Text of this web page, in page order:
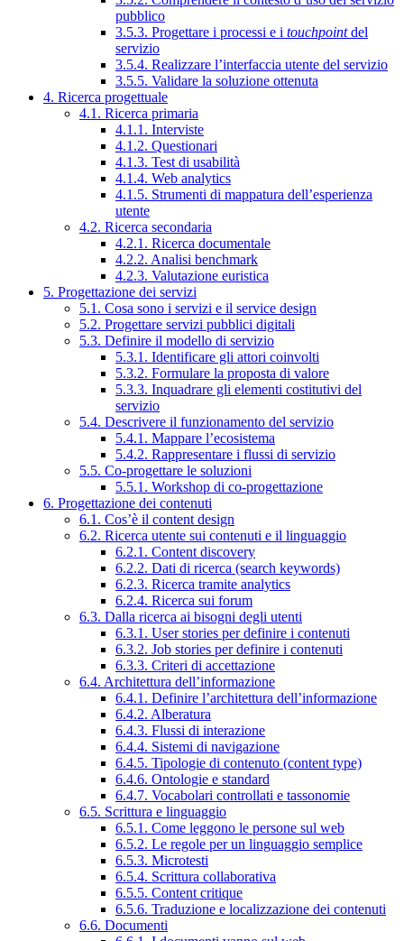
pubblico
3.5.3. Progettare i processi e i touchpointdel
servizio
3.5.4. Realizzare l’interfaccia utente del servizio
3.5.5. Validare la soluzione ottenuta
4. Ricerca progettuale
4.1. Ricerca primaria
4.1.1. Interviste
4.1.2. Questionari
4.1.3. Test di usabilità
4.1.4. Web analytics
4.1.5. Strumenti di mappatura dell’esperienza
utente
4.2. Ricerca secondaria
4.2.1. Ricerca documentale
4.2.2. Analisi benchmark
4.2.3. Valutazione euristica
5. Progettazione dei servizi
5.1. Cosa sono i servizi e il service design
5.2. Progettare servizi pubblici digitali
5.3. Definire il modello di servizio
5.3.1. Identificare gli attori coinvolti
5.3.2. Formulare la proposta di valore
5.3.3. Inquadrare gli elementi costitutivi del
servizio
5.4. Descrivere il funzionamento del servizio
5.4.1. Mappare l’ecosistema
5.4.2. Rappresentare i flussi di servizio
5.5. Co-progettare le soluzioni
5.5.1. Workshop di co-progettazione
6. Progettazione dei contenuti
6.1. Cos’è il content design
6.2. Ricerca utente sui contenuti e il linguaggio
6.2.1. Content discovery
6.2.2. Dati di ricerca (search keywords)
6.2.3. Ricerca tramite analytics
6.2.4. Ricerca sui forum
6.3. Dalla ricerca ai bisogni degli utenti
6.3.1. User stories per definire i contenuti
6.3.2. Job stories per definire i contenuti
6.3.3. Criteri di accettazione
6.4. Architettura dell’informazione
6.4.1. Definire l’architettura dell’informazione
6.4.2. Alberatura
6.4.3. Flussi di interazione
6.4.4. Sistemi di navigazione
6.4.5. Tipologie di contenuto (content type)
6.4.6. Ontologie e standard
6.4.7. Vocabolari controllati e tassonomie
6.5. Scrittura e linguaggio
6.5.1. Come leggono le persone sul web
6.5.2. Le regole per un linguaggio semplice
6.5.3. Microtesti
6.5.4. Scrittura collaborativa
6.5.5. Content critique
6.5.6. Traduzione e localizzazione dei contenuti
6.6. Documenti